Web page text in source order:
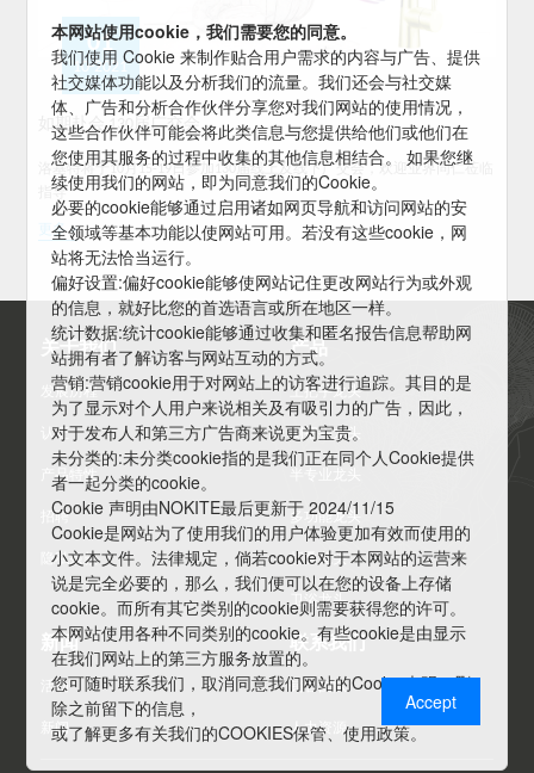
01
10-2021
如期赴会 130届广交会
洛基特将于10月15-19日参加130届线上及线下广交会，欢迎业界同仁莅临
指导
更多 >
关于我们
发展历程
认证
产品特性
招聘
隐私条款
产品
上把手龙头
侧把手龙头
多功能龙头
折叠龙头
卫浴龙头
新闻
活动
新闻
联系我们
销售团队
人力资源
本网站使用cookie，我们需要您的同意。
我们使用 Cookie 来制作贴合用户需求的内容与广告、提供
社交媒体功能以及分析我们的流量。我们还会与社交媒
体、广告和分析合作伙伴分享您对我们网站的使用情况，
这些合作伙伴可能会将此类信息与您提供给他们或他们在
您使用其服务的过程中收集的其他信息相结合。 如果您继
续使用我们的网站，即为同意我们的Cookie。
必要的cookie能够通过启用诸如网页导航和访问网站的安
全领域等基本功能以使网站可用。若没有这些cookie，网
站将无法恰当运行。
偏好设置:偏好cookie能够使网站记住更改网站行为或外观
的信息，就好比您的首选语言或所在地区一样。
统计数据:统计cookie能够通过收集和匿名报告信息帮助网
站拥有者了解访客与网站互动的方式。
营销:营销cookie用于对网站上的访客进行追踪。其目的是
为了显示对个人用户来说相关及有吸引力的广告，因此，
对于发布人和第三方广告商来说更为宝贵。
未分类的:未分类cookie指的是我们正在同个人Cookie提供
者一起分类的cookie。
Cookie 声明由NOKITE最后更新于 2024/11/15
Cookie是网站为了使用我们的用户体验更加有效而使用的
小文本文件。法律规定，倘若cookie对于本网站的运营来
说是完全必要的，那么，我们便可以在您的设备上存储
cookie。而所有其它类别的cookie则需要获得您的许可。
本网站使用各种不同类别的cookie。有些cookie是由显示
在我们网站上的第三方服务放置的。
您可随时联系我们，取消同意我们网站的Cookie声明，删
除之前留下的信息，
或了解更多有关我们的COOKIES保管、使用政策。
Accept